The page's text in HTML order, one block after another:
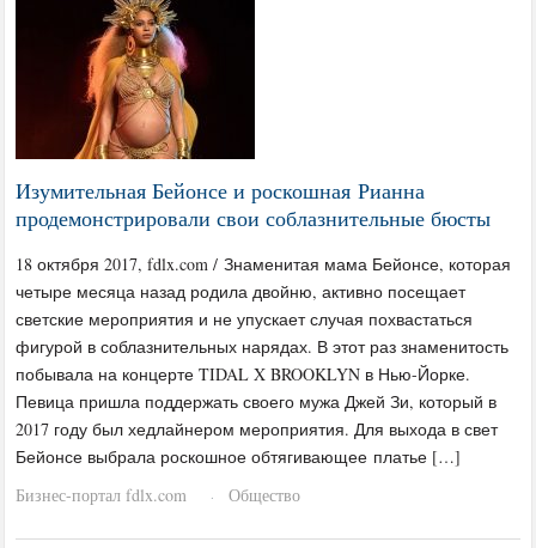
Изумительная Бейонсе и роскошная Рианна
продемонстрировали свои соблазнительные бюсты
18 октября 2017, fdlx.com / Знаменитая мама Бейонсе, которая
четыре месяца назад родила двойню, активно посещает
светские мероприятия и не упускает случая похвастаться
фигурой в соблазнительных нарядах. В этот раз знаменитость
побывала на концерте TIDAL X BROOKLYN в Нью-Йорке.
Певица пришла поддержать своего мужа Джей Зи, который в
2017 году был хедлайнером мероприятия. Для выхода в свет
Бейонсе выбрала роскошное обтягивающее платье […]
Бизнес-портал fdlx.com
· Общество